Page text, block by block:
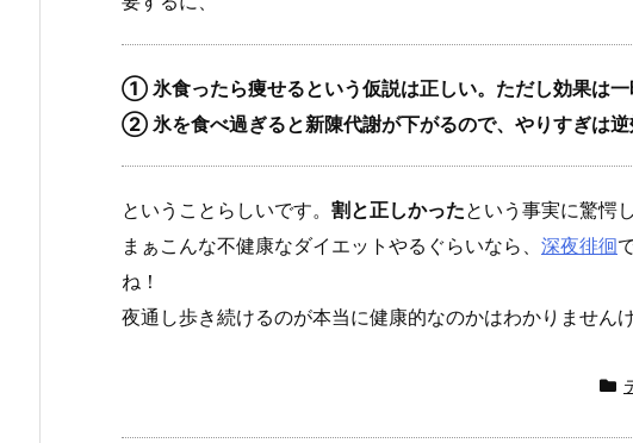
① 氷食ったら痩せるという仮説は正しい。ただし効果は一
② 氷を食べ過ぎると新陳代謝が下がるので、やりすぎは逆
ということらしいです。 割と正しかったという事実に驚愕
まぁこんな不健康なダイエットやるぐらいなら、 深夜徘徊
ね！
夜通し歩き続けるのが本当に健康的なのかはわかりません